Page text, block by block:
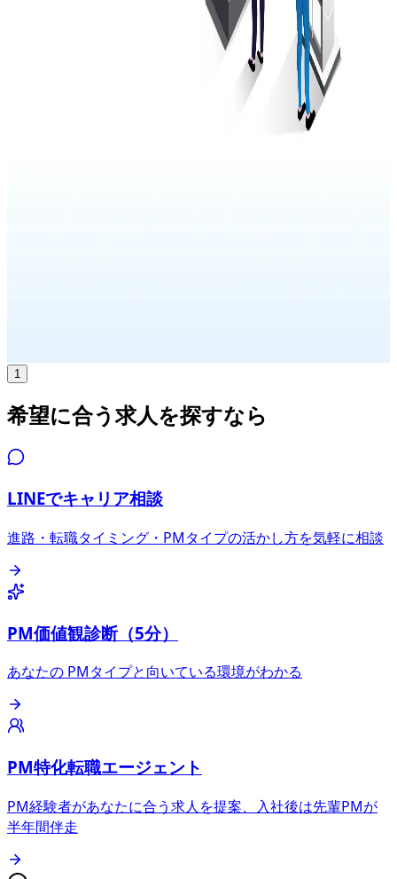
1
希望に合う求人を探すなら
LINEでキャリア相談
進路・転職タイミング・PMタイプの活かし方を気軽に相談
PM価値観診断（5分）
あなたの PMタイプと向いている環境がわかる
PM特化転職エージェント
PM経験者があなたに合う求人を提案、入社後は先輩PMが
半年間伴走